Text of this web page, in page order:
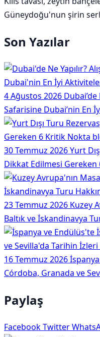
Güneydoğu'nun şirin
Son Yazılar
4 Ağustos 2026 Dubai’de
Safarisine Dubai’nin En
30 Temmuz 2026Yurt
Dikkat Edilmesi
23 Temmuz 2026 Kuzey
Baltık ve İskandinavya
16 Temmuz 2026
Córdoba, Granada ve
Paylaş
FacebookTwitter